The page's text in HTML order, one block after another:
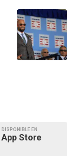
DISPONIBLE EN
App Store